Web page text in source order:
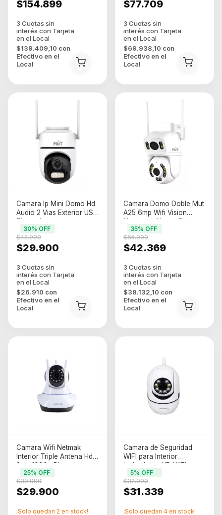
$154.899
$139.409,10 con
Efectivo en el
Local
$77.709
$69.938,10 con
Efectivo en el
Local
Camara Ip Mini Domo Hd
Audio 2 Vias Exterior USB
Tipo-c Icsee
$29.900
$42.900
30% OFF
$26.910 con
Efectivo en el
Local
Camara Domo Doble Mut
A25 6mp Wifi Vision
Nocturna Alarma Blanco
$42.369
$65.000
35% OFF
$38.132,10 con
Efectivo en el
Local
Camara Wifi Netmak
Interior Triple Antena Hd
2mp 1080p Blanco
$29.900
$39.990
25% OFF
¡Solo quedan 2 en stock!
Camara de Seguridad
WIFI para Interior
Inalambrica HD WIFI
Panoramica Blanco (nm-
ipcam2)
$31.339
$32.990
5% OFF
¡Solo quedan 4 en stock!